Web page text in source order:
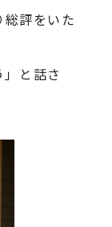
評をいた
と話さ